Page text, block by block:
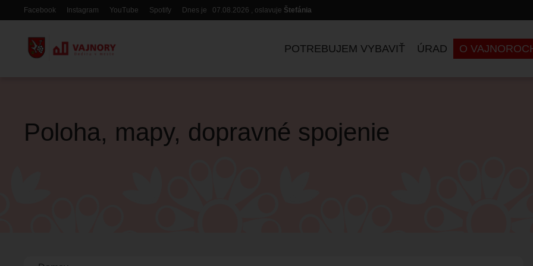
Skočiť
na
Hlavička
Facebook Instagram YouTube Spotify Dnes je 07.08.2026 , oslavuje Štefánia
POTREBUJEM VYBAVIŤ ÚRAD O
Poloha, mapy, dopravné spojenie